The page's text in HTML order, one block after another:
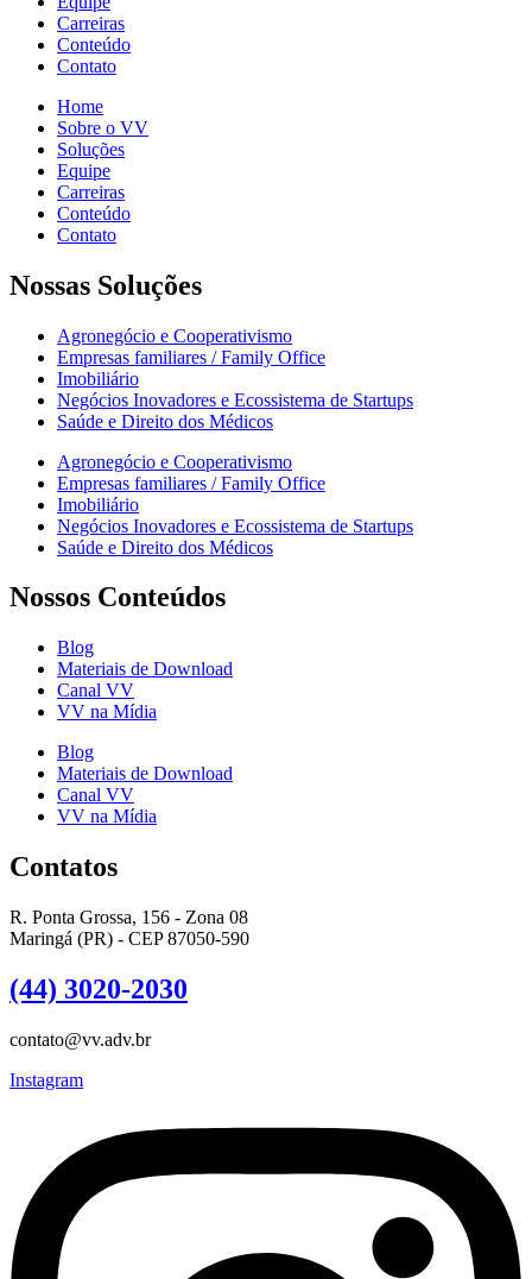
Carreiras
Conteúdo
Contato
Home
Sobre o VV
Soluções
Equipe
Carreiras
Conteúdo
Contato
Nossas Soluções
Agronegócio e Cooperativismo
Empresas familiares / Family Office
Imobiliário
Negócios Inovadores e Ecossistema de Startups
Saúde e Direito dos Médicos
Agronegócio e Cooperativismo
Empresas familiares / Family Office
Imobiliário
Negócios Inovadores e Ecossistema de Startups
Saúde e Direito dos Médicos
Nossos Conteúdos
Blog
Materiais de Download
Canal VV
VV na Mídia
Blog
Materiais de Download
Canal VV
VV na Mídia
Contatos
R. Ponta Grossa, 156 - Zona 08
Maringá (PR) - CEP 87050-590
(44) 3020-2030
contato@vv.adv.br
Instagram